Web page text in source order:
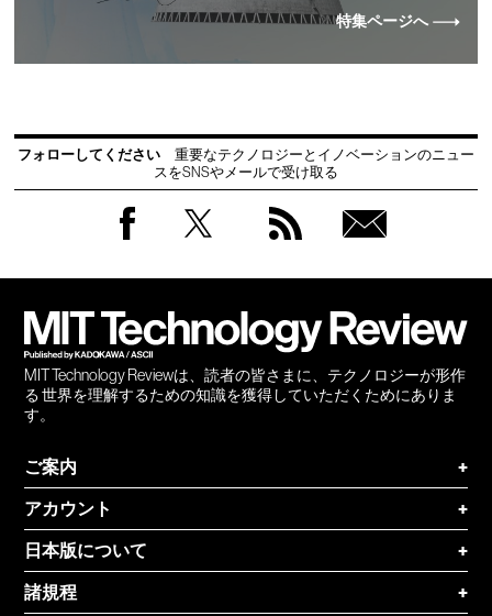
特集ページへ
フォローしてください
重要なテクノロジーとイノベーションのニュー
スをSNSやメールで受け取る
MIT Technology Reviewは、読者の皆さまに、テクノロジーが形作
る 世界を理解するための知識を獲得していただくためにありま
す。
ご案内
+
アカウント
+
日本版について
+
諸規程
+